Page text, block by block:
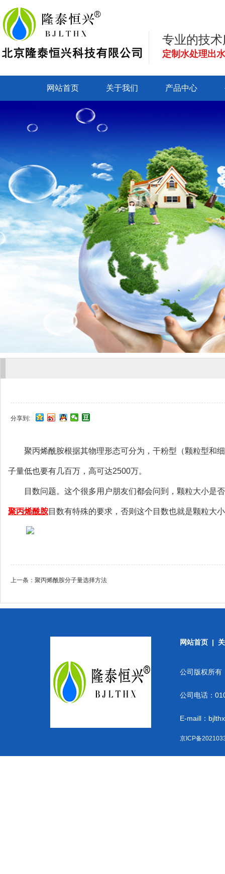
专业的技
定制水处理出
网站首页 关于我们 产品中心
分享到:
聚丙烯酰胺根据其物理形态可分为，干粉型（颗粒型和
子量低也要有几百万，高可达2500万。
目数问题。这个很多用户朋友们都会问到，颗粒大小是
聚丙烯酰胺目数有特殊的要求，否则这个目数也就是颗粒大
上一条： 聚丙烯酰胺分子量选择方法
网站首页 |
公司版权所有
公司电话：
E-maill：
京ICP备